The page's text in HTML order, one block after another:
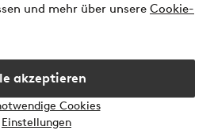
und mehr über unsere Cookie-
akzeptieren
Cookies
Einstellungen